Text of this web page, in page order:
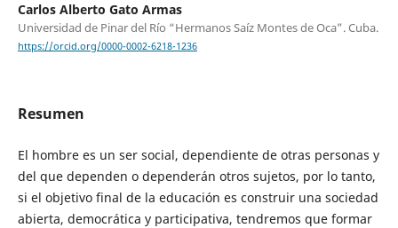
Carlos Alberto Gato Armas
Universidad de Pinar del Río “Hermanos Saíz Montes de Oca”. Cuba.
https://orcid.org/0000-0002-6218-1236
Resumen
El hombre es un ser social, dependiente de otras personas y
del que dependen o dependerán otros sujetos, por lo tanto,
si el objetivo final de la educación es construir una sociedad
abierta, democrática y participativa, tendremos que formar